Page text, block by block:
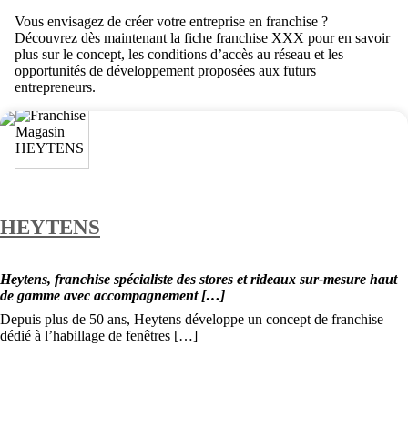
Vous envisagez de créer votre entreprise en franchise ?
Découvrez dès maintenant la fiche franchise XXX pour en savoir
plus sur le concept, les conditions d’accès au réseau et les
opportunités de développement proposées aux futurs
entrepreneurs.
HEYTENS
Heytens, franchise spécialiste des stores et rideaux sur-mesure haut
de gamme avec accompagnement […]
Depuis plus de 50 ans, Heytens développe un concept de franchise
dédié à l’habillage de fenêtres […]